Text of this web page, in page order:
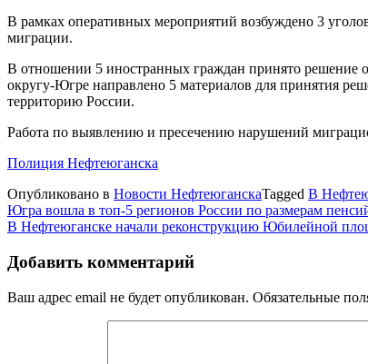
В рамках оперативных мероприятий возбуждено 3
миграции.
В отношении 5 иностранных граждан принято
округу-Югре направлено 5 материалов для принятия
территорию России.
Работа по выявлению и пресечению нарушений
Полиция Нефтеюганска
Опубликовано в Новости НефтеюганскаTagged В
Навигация
по
записям
Югра вошла в топ-5 регионов России по размерам
В Нефтеюганске начали реконструкцию Юбилейной
Добавить комментарий
Ваш адрес email не будет опубликован. Обязательные